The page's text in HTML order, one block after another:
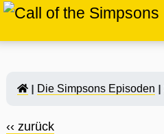
Die Simpsons Episoden
‹‹ zurück